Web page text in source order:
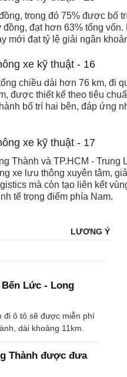
trong đó 75% được bố
đạt hơn 63% tổng vốn.
mới đạt tỷ lệ giải ngân
chiều dài hơn 76 km, đi
được thiết kế theo tiêu
bố trí hai bên, đáp ứng
Thành và TP.HCM - Trung
xe lưu thông xuyên tâm,
mà còn tạo liên kết
tế trọng điểm phía Nam.
LƯƠNG Ý
Lức - Long
đi ô tô sẽ được miễn phí
dài khoảng 11km.
Thành được đưa